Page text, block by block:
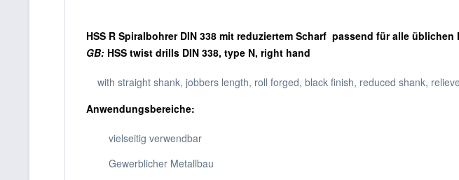
HSS R Spiralbohrer DIN 338 mit reduziertem Scharf passend für alle
GB: HSS twist drills DIN 338, type N, right hand
with straight shank, jobbers length, roll forged, black finish, reduced shank,
Anwendungsbereiche:
vielseitig verwendbar
Gewerblicher Metallbau